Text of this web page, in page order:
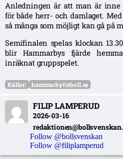
Anledningen är att man är
för både herr- och damlaget.
så många som möjligt kan gå på
Semifinalen spelas klockan
blir Hammarbys fjärde
inräknat gruppspelet.
Källor: hammarbyfotboll.se
FILIP LAMPERUD
2026-03-16
Follow @bollsvenskan
Follow @filiplamperud